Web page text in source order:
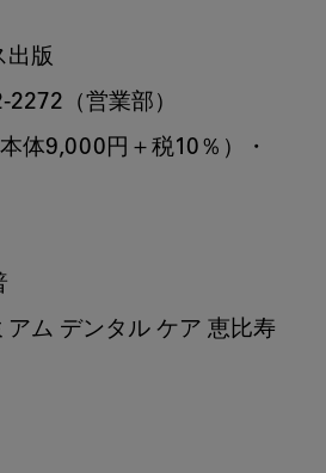
出版
（営業部）
体9,000円＋税10％）・
アム デンタル ケア 恵比寿